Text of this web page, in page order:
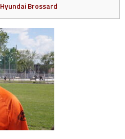
Hyundai Brossard